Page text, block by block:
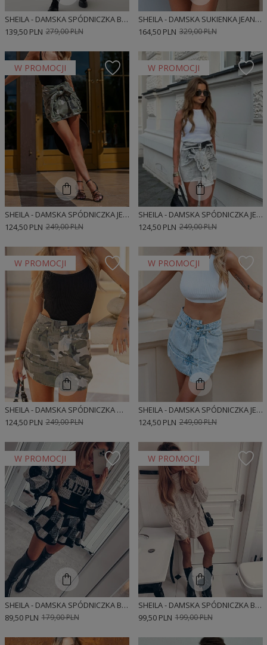
SHEILA - DAMSKA SPÓDNICZKA BEŻOWA PLISOWANA MINI 'ALIE'
279,00 PLN
139,50 PLN
SHEILA - DAMSKA SUKIENKA JEANSOWA NIEBIESKA MINI Z RĘKAWAMI 'LINETTE'
329,00 PLN
164,50 PLN
W PROMOCJI
SHEILA - DAMSKA SPÓDNICZKA JEANSOWA MORO/KHAKI MINI Z RĘKAWAMI 'GIRLY'
249,00 PLN
124,50 PLN
W PROMOCJI
SHEILA - DAMSKA SPÓDNICZKA JEANSOWA SZARA MINI Z RĘKAWAMI 'MARTENS'
249,00 PLN
124,50 PLN
W PROMOCJI
SHEILA - DAMSKA SPÓDNICZKA MORO MINI JEANSOWA KHAKI 'CAMO'
249,00 PLN
124,50 PLN
W PROMOCJI
SHEILA - DAMSKA SPÓDNICZKA JEANSOWA Z NIEBIESKĄ ZAKŁADKĄ KLASYCZNA MINI 'SIMMI'
249,00 PLN
124,50 PLN
W PROMOCJI
SHEILA - DAMSKA SPÓDNICZKA BEŻOWO-CZARNA SWETERKOWA W KRATĘ LOGOWANA MINI 'CHESS'
179,00 PLN
89,50 PLN
W PROMOCJI
SHEILA - DAMSKA SPÓDNICZKA BEŻOWA Z WARKOCZAMI NOMADE MINI 'BRAID'
199,00 PLN
99,50 PLN